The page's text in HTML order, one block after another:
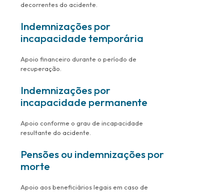
decorrentes do acidente.
Indemnizações por
incapacidade temporária
Apoio financeiro durante o período de
recuperação.
Indemnizações por
incapacidade permanente
Apoio conforme o grau de incapacidade
resultante do acidente.
Pensões ou indemnizações por
morte
Apoio aos beneficiários legais em caso de